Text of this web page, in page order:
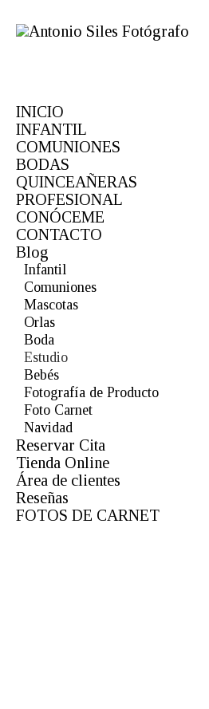
INICIO
INFANTIL
COMUNIONES
BODAS
QUINCEAÑERAS
PROFESIONAL
CONÓCEME
CONTACTO
Blog
Infantil
Comuniones
Mascotas
Orlas
Boda
Estudio
Bebés
Fotografía de Producto
Foto Carnet
Navidad
Reservar Cita
Tienda Online
Área de clientes
Reseñas
FOTOS DE CARNET